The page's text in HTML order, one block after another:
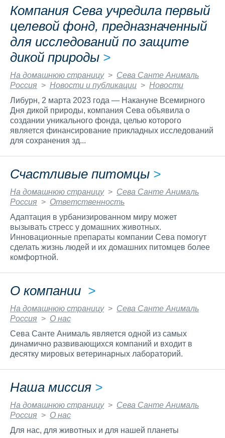
Компания Сева учредила первый
целевой фонд, предназначенный
для исследований по защите
дикой природы >
На домашнюю страницу > Сева Санте Анималь
Россия > Новости и публикации > Новости
Либурн, 2 марта 2023 года — Накануне Всемирного
Дня дикой природы, компания Сева объявила о
создании уникального фонда, целью которого
является финансирование прикладных исследований
для сохранения зд...
Счастливые питомцы >
На домашнюю страницу > Сева Санте Анималь
Россия > Ответственность
Адаптация в урбанизированном миру может
вызывать стресс у домашних животных.
Инновационные препараты компании Сева помогут
сделать жизнь людей и их домашних питомцев более
комфортной.
О компании >
На домашнюю страницу > Сева Санте Анималь
Россия > О нас
Сева Санте Анималь является одной из самых
динамично развивающихся компаний и входит в
десятку мировых ветеринарных лабораторий.
Наша миссия >
На домашнюю страницу > Сева Санте Анималь
Россия > О нас
Для нас, для животных и для нашей планеты